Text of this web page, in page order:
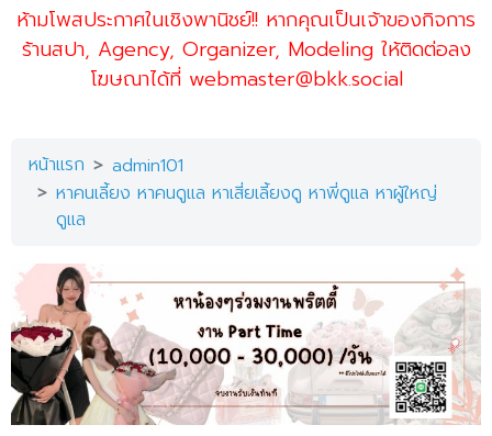
ห้ามโพสประกาศในเชิงพานิชย์!! หากคุณเป็นเจ้าของกิจการ
ร้านสปา, Agency, Organizer, Modeling ให้ติดต่อลง
โฆษณาได้ที่ webmaster@bkk.social
หน้าแรก
admin101
หาคนเลี้ยง หาคนดูแล หาเสี่ยเลี้ยงดู หาพี่ดูแล หาผู้ใหญ่
ดูแล